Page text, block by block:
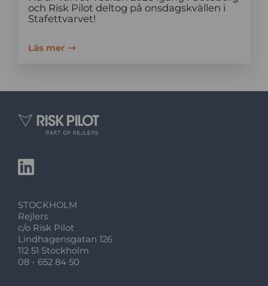
och Risk Pilot deltog på onsdagskvällen i
Stafettvarvet!
Läs mer
STOCKHOLM
Rejlers
c/o Risk Pilot
Lindhagensgatan 126
112 51 Stockholm
08 - 652 84 50